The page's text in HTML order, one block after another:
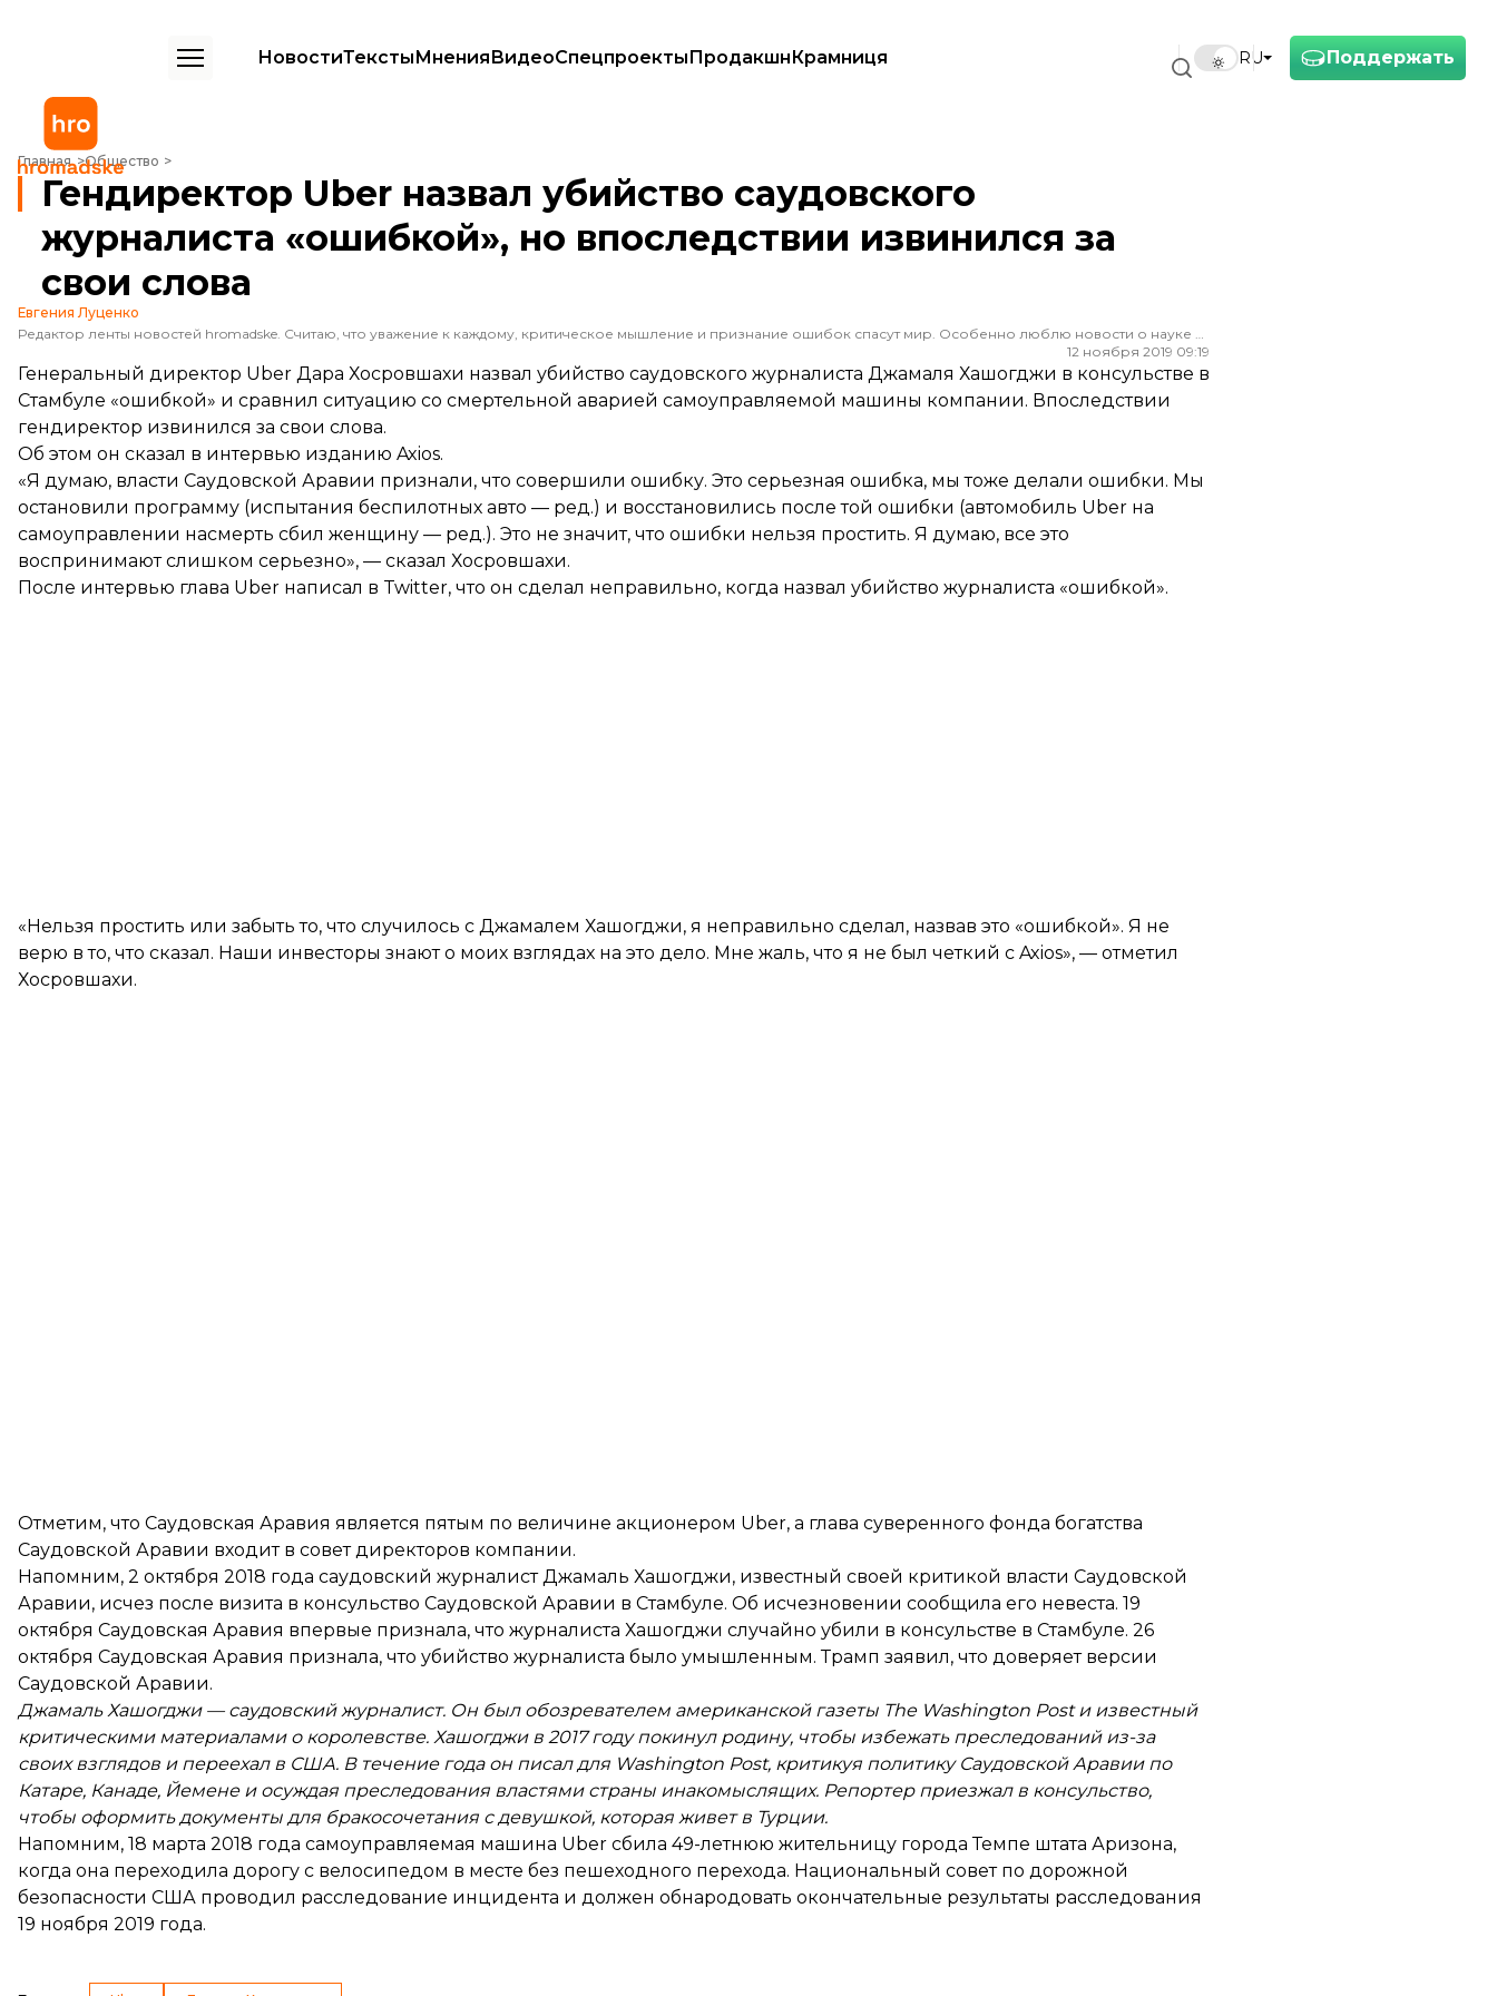
Поддержать
RU
НовостиТекстыМненияВидеоСпецпроектыПродакшнКрамниця
Главная Общество
Гендиректор Uber назвал убийство саудовского журналиста «ошибкой», но впоследствии извинился за свои слова
Гендиректор Uber назвал убийство саудовского
журналиста «ошибкой», но впоследствии извинился за
свои слова
Евгения Луценко
Редактор ленты новостей hromadske. Считаю, что уважение к каждому, критическое мышление и признание ошибок спасут мир. Особенно люблю новости о науке и космос
12 ноября 2019 09:19
Генеральный директор Uber Дара Хосровшахи назвал убийство саудовского журналиста Джамаля Хашогджи в консульстве в
Стамбуле «ошибкой» и сравнил ситуацию со смертельной аварией самоуправляемой машины компании. Впоследствии
гендиректор извинился за свои слова.
Об этом он сказал в интервью изданию Axios.
«Я думаю, власти Саудовской Аравии признали, что совершили ошибку. Это серьезная ошибка, мы тоже делали ошибки. Мы
остановили программу (испытания беспилотных авто — ред.) и восстановились после той ошибки (автомобиль Uber на
самоуправлении насмерть сбил женщину — ред.). Это не значит, что ошибки нельзя простить. Я думаю, все это
воспринимают слишком серьезно», — сказал Хосровшахи.
После интервью глава Uber написал в Twitter, что он сделал неправильно, когда назвал убийство журналиста «ошибкой».
«Нельзя простить или забыть то, что случилось с Джамалем Хашогджи, я неправильно сделал, назвав это «ошибкой». Я не
верю в то, что сказал. Наши инвесторы знают о моих взглядах на это дело. Мне жаль, что я не был четкий с Axios», — отметил
Хосровшахи.
Отметим, что Саудовская Аравия является пятым по величине акционером Uber, а глава суверенного фонда богатства
Саудовской Аравии входит в совет директоров компании.
Напомним, 2 октября 2018 года саудовский журналист Джамаль Хашогджи, известный своей критикой власти Саудовской
Аравии, исчез после визита в консульство Саудовской Аравии в Стамбуле. Об исчезновении сообщила его невеста. 19
октября Саудовская Аравия впервые признала, что журналиста Хашогджи случайно убили в консульстве в Стамбуле. 26
октября Саудовская Аравия признала, что убийство журналиста было умышленным. Трамп заявил, что доверяет версии
Саудовской Аравии.
Джамаль Хашогджи — саудовский журналист. Он был обозревателем американской газеты The Washington Post и известный
критическими материалами о королевстве. Хашогджи в 2017 году покинул родину, чтобы избежать преследований из-за
своих взглядов и переехал в США. В течение года он писал для Washington Post, критикуя политику Саудовской Аравии по
Катаре, Канаде, Йемене и осуждая преследования властями страны инакомыслящих. Репортер приезжал в консульство,
чтобы оформить документы для бракосочетания с девушкой, которая живет в Турции.
Напомним, 18 марта 2018 года самоуправляемая машина Uber сбила 49-летнюю жительницу города Темпе штата Аризона,
когда она переходила дорогу с велосипедом в месте без пешеходного перехода. Национальный совет по дорожной
безопасности США проводил расследование инцидента и должен обнародовать окончательные результаты расследования
19 ноября 2019 года.